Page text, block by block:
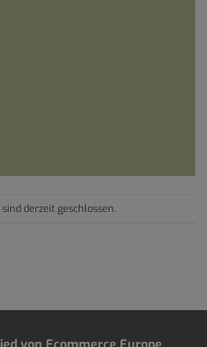
derzeit geschlossen.